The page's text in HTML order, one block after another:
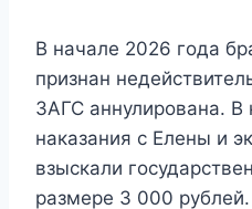
В начале 2026 года
признан
ЗАГС аннулирована. В
наказания с Елены и
взыскали
размере 3 000 рублей.